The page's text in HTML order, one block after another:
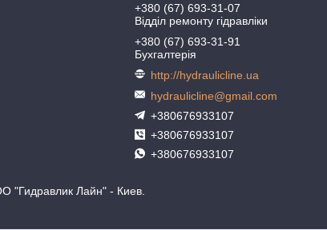
+380 (67) 693-31-07
Відділ ремонту гідравліки
+380 (67) 693-31-91
Бухгалтерія
http://hydraulicline.ua
hydraulicline@gmail.com
+380676933107
+380676933107
+380676933107
"Гидравлик Лайн" - Киев.